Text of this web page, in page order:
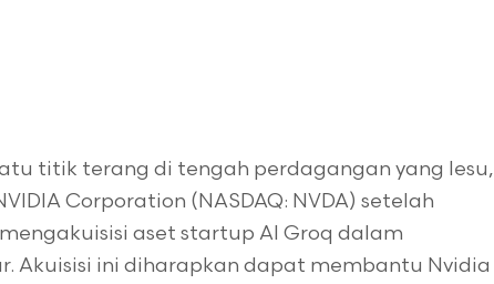
titik terang di tengah perdagangan yang lesu,
Corporation (NASDAQ: NVDA) setelah
aset startup AI Groq dalam
Akuisisi ini diharapkan dapat membantu Nvidia